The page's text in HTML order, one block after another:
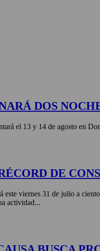
DOS
el 13 y 14 de agosto en
DE
viernes 31 de julio a
actividad...